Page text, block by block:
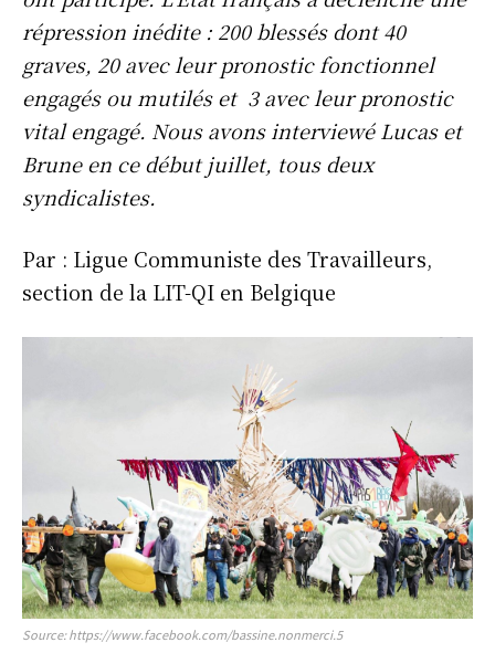
répression inédite : 200 blessés dont 40
graves, 20 avec leur pronostic fonctionnel
engagés ou mutilés et 3 avec leur pronostic
vital engagé. Nous avons interviewé Lucas et
Brune en ce début juillet, tous deux
syndicalistes.
Par : Ligue Communiste des Travailleurs,
section de la LIT-QI en Belgique
Source: https://www.facebook.com/bassine.nonmerci.5